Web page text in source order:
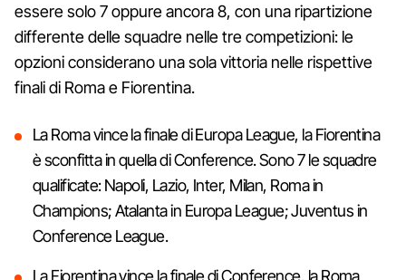
essere solo 7 oppure ancora 8, con una ripartizione
differente delle squadre nelle tre competizioni: le
opzioni considerano una sola vittoria nelle rispettive
finali di Roma e Fiorentina.
La Roma vince la finale di Europa League, la Fiorentina
è sconfitta in quella di Conference. Sono 7 le squadre
qualificate: Napoli, Lazio, Inter, Milan, Roma in
Champions; Atalanta in Europa League; Juventus in
Conference League.
La Fiorentina vince la finale di Conference, la Roma